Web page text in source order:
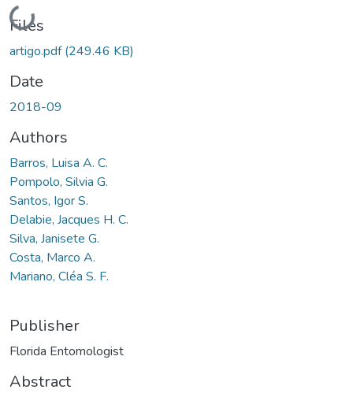
Loading...
Files
artigo.pdf(249.46 KB)
Date
2018-09
Authors
Barros, Luisa A. C.
Pompolo, Silvia G.
Santos, Igor S.
Delabie, Jacques H. C.
Silva, Janisete G.
Costa, Marco A.
Mariano, Cléa S. F.
Publisher
Florida Entomologist
Abstract